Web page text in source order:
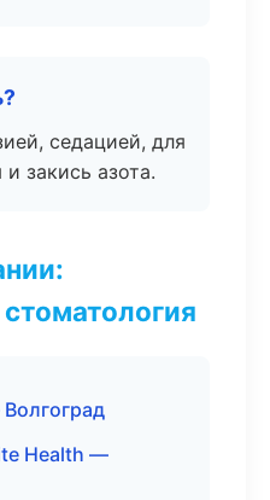
седацией, для
закись азота.
Health —